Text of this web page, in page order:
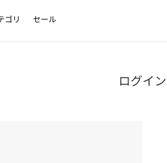
ゴリ セール
ログイン